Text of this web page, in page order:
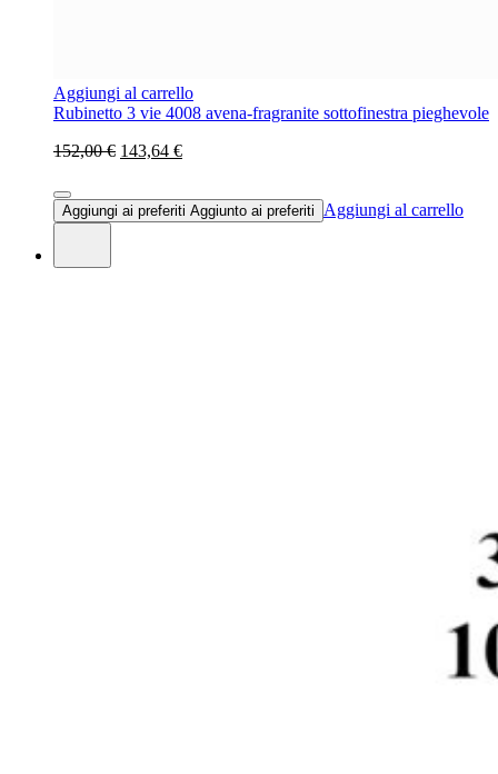
Aggiungi al carrello
Rubinetto 3 vie 4008 avena-fragranite sottofinestra pieghevole
152,00 € 143,64 €
Aggiungi ai preferiti Aggiunto ai preferiti Aggiungi al carrello